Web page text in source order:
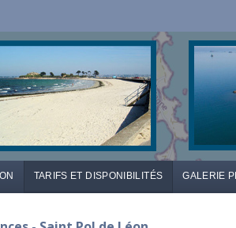
TARIFS ET DISPONIBILITÉS GALERIE